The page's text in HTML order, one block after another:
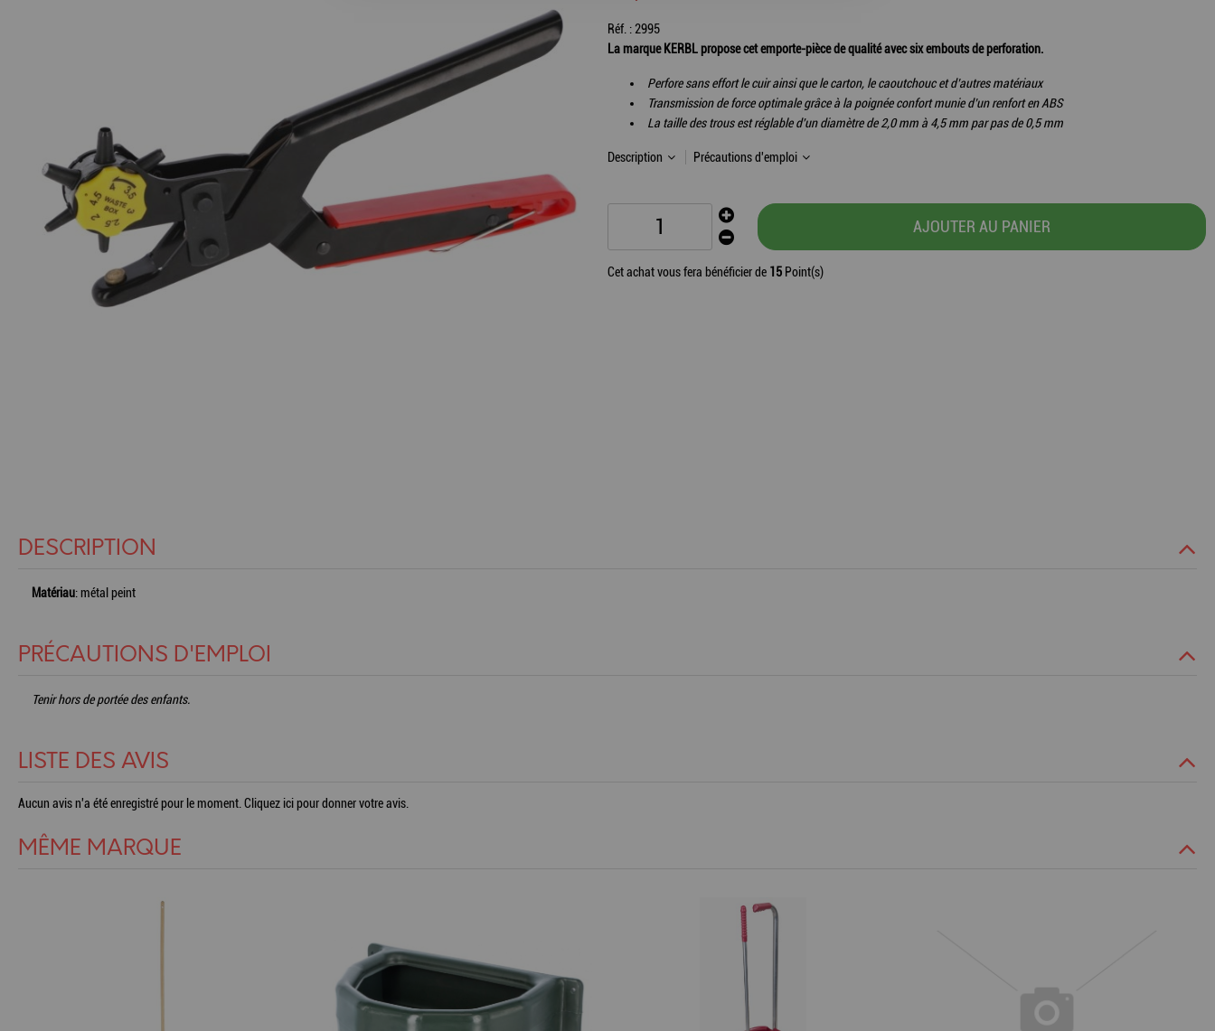
Réf. : 2995
La marque KERBL propose cet emporte-pièce de qualité avec six embouts de perforation.
Perfore sans effort le cuir ainsi que le carton, le caoutchouc et d’autres matériaux
Transmission de force optimale grâce à la poignée confort munie d’un renfort en ABS
La taille des trous est réglable d'un diamètre de 2,0 mm à 4,5 mm par pas de 0,5 mm
Description Précautions d'emploi
AJOUTER AU PANIER
Cet achat vous fera bénéficier de 15 Point(s)
DESCRIPTION
Matériau: métal peint
PRÉCAUTIONS D'EMPLOI
Tenir hors de portée des enfants.
LISTE DES AVIS
Aucun avis n'a été enregistré pour le moment. Cliquez ici pour donner votre avis.
MÊME MARQUE